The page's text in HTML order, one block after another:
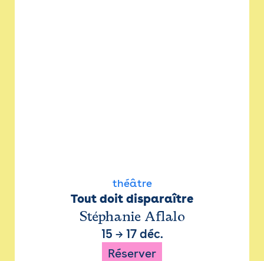
théâtre
Tout doit disparaître
Stéphanie Aflalo
15 → 17 déc.
Réserver